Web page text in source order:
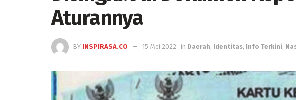
Aturannya
BY INSPIRASA.CO 15 Mei 2022 in Daerah, Identitas, Info Terkini,